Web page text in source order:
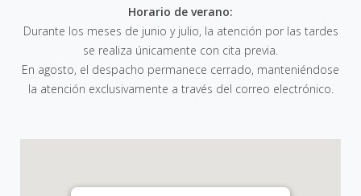
Horario de verano:
Durante los meses de junio y julio, la atención por las tardes
se realiza únicamente con cita previa.
En agosto, el despacho permanece cerrado, manteniéndose
la atención exclusivamente a través del correo electrónico.